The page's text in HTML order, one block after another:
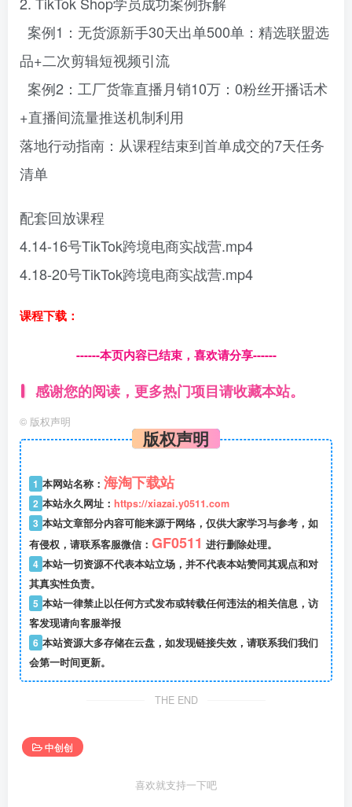
案例1：无货源新手30天出单500单：精选联盟选
品+二次剪辑短视频引流
案例2：工厂货靠直播月销10万：0粉丝开播话术
+直播间流量推送机制利用
落地行动指南：从课程结束到首单成交的7天任务
清单
配套回放课程
4.14-16号TikTok跨境电商实战营.mp4
4.18-20号TikTok跨境电商实战营.mp4
课程下载：
------本页内容已结束，喜欢请分享------
感谢您的阅读，更多热门项目请收藏本站。
© 版权声明
版权声明
1 本网站名称： 海淘下载站
2 本站永久网址： https://xiazai.y0511.com
3 本站文章部分内容可能来源于网络，仅供大家学习与参考，如
有侵权，请联系客服微信： GF0511 进行删除处理。
4 本站一切资源不代表本站立场，并不代表本站赞同其观点和对
其真实性负责。
5 本站一律禁止以任何方式发布或转载任何违法的相关信息，访
客发现请向客服举报
6 本站资源大多存储在云盘，如发现链接失效，请联系我们我们
会第一时间更新。
THE END
中创创
喜欢就支持一下吧